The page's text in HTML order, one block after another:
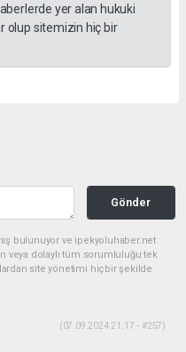
yer alan hukuki
olup sitemizin hiç bir
Gönder
bulunuyor ve ipekyoluhaber.net
veya dolaylı tüm sorumluluğu tek
site yönetimi hiçbir şekilde
(07.09.2024 21:17 - #257)